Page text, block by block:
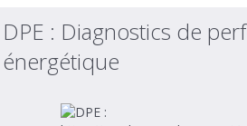
DPE : Diagnostics de
énergétique